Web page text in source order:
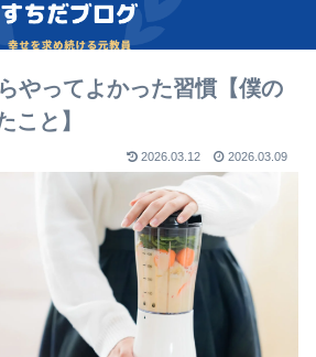
やってよかった習慣【僕の
こと】
2026.03.12 2026.03.09